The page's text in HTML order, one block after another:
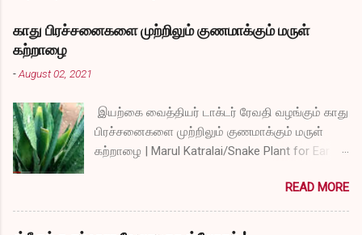
காது பிரச்சனைகளை முற்றிலும் குணமாக்கும் மருள்
கற்றாழை
-August 02, 2021
இயற்கை வைத்தியர் டாக்டர் ரேவதி வழங்கும் காது
பிரச்சனைகளை முற்றிலும் குணமாக்கும் மருள்
கற்றாழை | Marul Katralai/Snake Plant for Ear
READ MORE